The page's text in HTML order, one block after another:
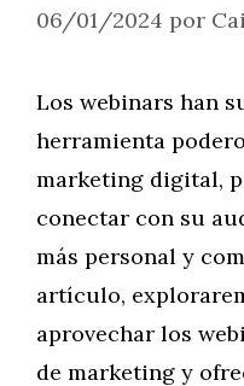
06/01/2024 por
Los webinars han
herramienta
marketing digital,
conectar con su
más personal y
artículo,
aprovechar los
de marketing y